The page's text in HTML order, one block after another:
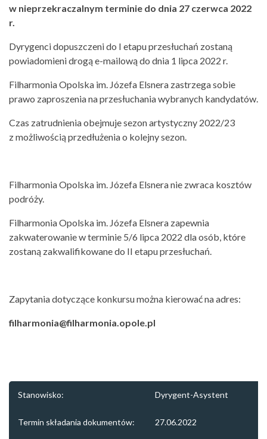
w nieprzekraczalnym terminie do dnia 27 czerwca 2022
r.
Dyrygenci dopuszczeni do I etapu przesłuchań zostaną
powiadomieni drogą e-mailową do dnia 1 lipca 2022 r.
Filharmonia Opolska im. Józefa Elsnera zastrzega sobie
prawo zaproszenia na przesłuchania wybranych kandydatów.
Czas zatrudnienia obejmuje sezon artystyczny 2022/23
z możliwością przedłużenia o kolejny sezon.
Filharmonia Opolska im. Józefa Elsnera nie zwraca kosztów
podróży.
Filharmonia Opolska im. Józefa Elsnera zapewnia
zakwaterowanie w terminie 5/6 lipca 2022 dla osób, które
zostaną zakwalifikowane do II etapu przesłuchań.
Zapytania dotyczące konkursu można kierować na adres:
filharmonia@filharmonia.opole.pl
Stanowisko: Dyrygent-Asystent
Termin składania dokumentów: 27.06.2022